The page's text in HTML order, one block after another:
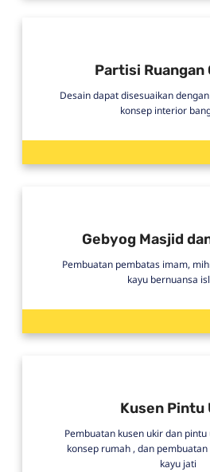
Partisi Ruangan
Desain dapat disesuaikan
konsep interior
Gebyog Masjid
Pembuatan pembatas imam,
kayu bernuansa
Kusen Pintu
Pembuatan kusen ukir dan
konsep rumah , dan
kayu jati